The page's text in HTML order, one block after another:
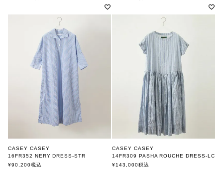
CASEY CASEY
16FR352 NERY DRESS-STR
ケーシーケーシー
¥90,200税込
CASEY CASEY
14FR309 PASHA ROUCHE DRESS-LC
ケーシーケーシー
¥143,000税込